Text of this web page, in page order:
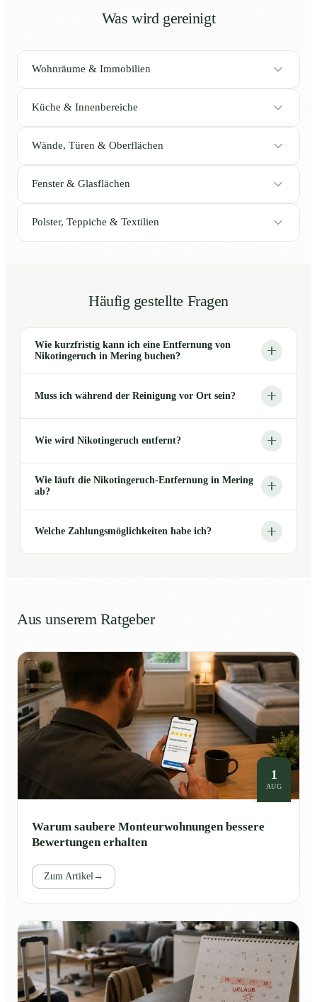
Was wird gereinigt
Wohnräume & Immobilien
Küche & Innenbereiche
Wände, Türen & Oberflächen
Fenster & Glasflächen
Polster, Teppiche & Textilien
Häufig gestellte Fragen
Wie kurzfristig kann ich eine Entfernung von
Nikotingeruch in Mering buchen?
Muss ich während der Reinigung vor Ort sein?
Wie wird Nikotingeruch entfernt?
Wie läuft die Nikotingeruch-Entfernung in Mering
ab?
Welche Zahlungsmöglichkeiten habe ich?
Aus unserem Ratgeber
1
AUG
Warum saubere Monteurwohnungen bessere
Bewertungen erhalten
Zum Artikel →